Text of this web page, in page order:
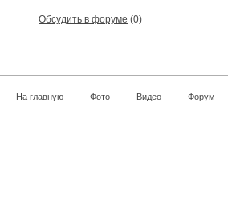
Обсудить в форуме (0)
На главную Фото Видео Форум